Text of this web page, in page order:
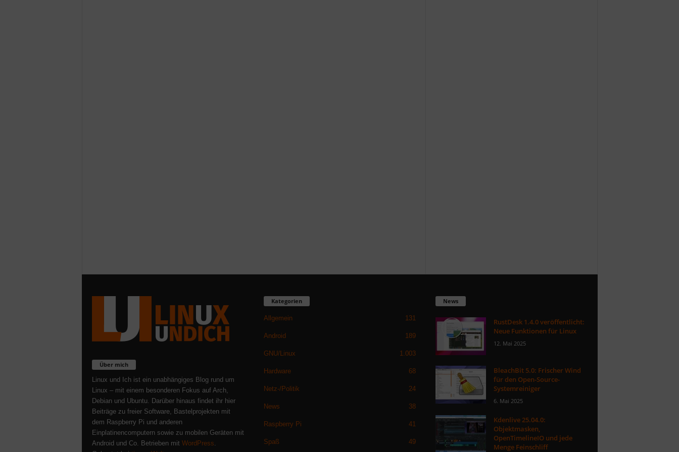
Über mich
Linux und Ich ist ein unabhängiges Blog rund um
Linux – mit einem besonderen Fokus auf Arch,
Debian und Ubuntu. Darüber hinaus findet ihr hier
Beiträge zu freier Software, Bastelprojekten mit
dem Raspberry Pi und anderen
Einplatinencomputern sowie zu mobilen Geräten mit
Android und Co. Betrieben mit WordPress
Kategorien
Allgemein 131
Android 189
GNU/Linux 1.003
Hardware 68
Netz-/Politik 24
News 38
Raspberry Pi 41
Spaß 49
News
RustDesk 1.4.0 veröffentlicht:
Neue Funktionen für Linux
12. Mai 2025
BleachBit 5.0: Frischer Wind
für den Open-Source-
Systemreiniger
6. Mai 2025
Kdenlive 25.04.0:
Objektmasken,
OpenTimelineIO und jede
Menge Feinschliff